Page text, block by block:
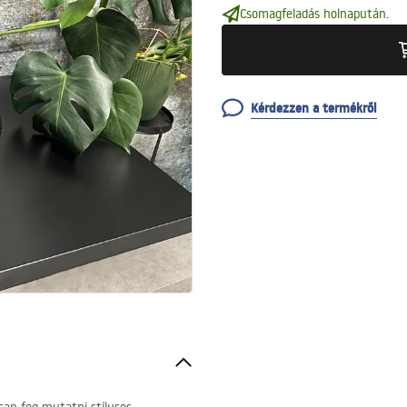
Csomagfeladás holnapután.
Kérdezzen a termékről